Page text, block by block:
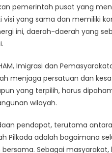
pemerintah pusat yang
visi yang sama dan memiliki
ini, daerah-daerah yang
Imigrasi dan
menjaga persatuan dan
yang terpilih, harus
wilayah.
pendapat, terutama
Pilkada adalah bagaimana
Sebagai